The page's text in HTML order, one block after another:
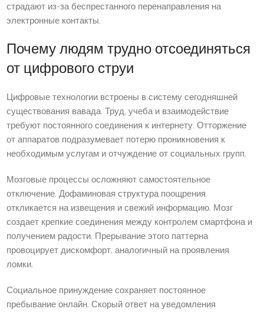
страдают из-за беспрестанного перенаправления на
электронные контакты.
Почему людям трудно отсоединяться
от цифрового струи
Цифровые технологии встроены в систему сегодняшней
существования вавада. Труд, учеба и взаимодействие
требуют постоянного соединения к интернету. Отторжение
от аппаратов подразумевает потерю проникновения к
необходимым услугам и отчуждение от социальных групп.
Мозговые процессы осложняют самостоятельное
отключение. Дофаминовая структура поощрения
откликается на извещения и свежий информацию. Мозг
создает крепкие соединения между контролем смартфона и
получением радости. Прерывание этого паттерна
провоцирует дискомфорт, аналогичный на проявления
ломки.
Социальное принуждение сохраняет постоянное
пребывание онлайн. Скорый ответ на уведомления